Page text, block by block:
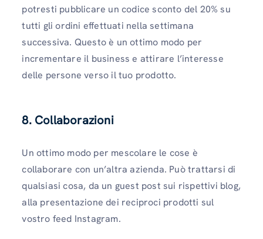
potresti pubblicare un codice sconto del 20% su
tutti gli ordini effettuati nella settimana
successiva. Questo è un ottimo modo per
incrementare il business e attirare l’interesse
delle persone verso il tuo prodotto.
8. Collaborazioni
Un ottimo modo per mescolare le cose è
collaborare con un’altra azienda. Può trattarsi di
qualsiasi cosa, da un guest post sui rispettivi blog,
alla presentazione dei reciproci prodotti sul
vostro feed Instagram.